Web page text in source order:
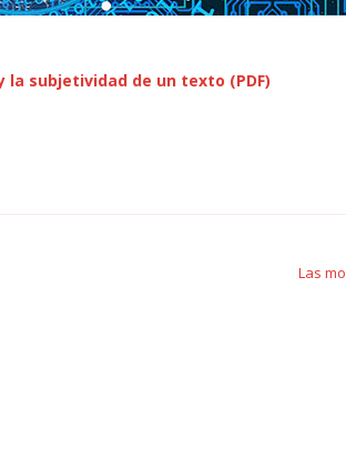
subjetividad de un texto (PDF)
Las